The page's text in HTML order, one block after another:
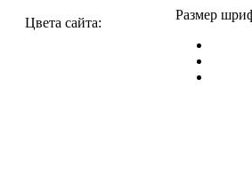
Цвета сайта:
Размер